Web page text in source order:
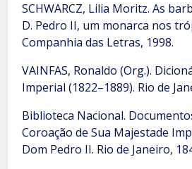
SCHWARCZ, Lilia Moritz. As
D. Pedro II, um monarca nos
Companhia das Letras, 1998.
VAINFAS, Ronaldo (Org.).
Imperial (1822–1889). Rio de
Biblioteca Nacional.
Coroação de Sua Majestade
Dom Pedro II. Rio de Janeiro,